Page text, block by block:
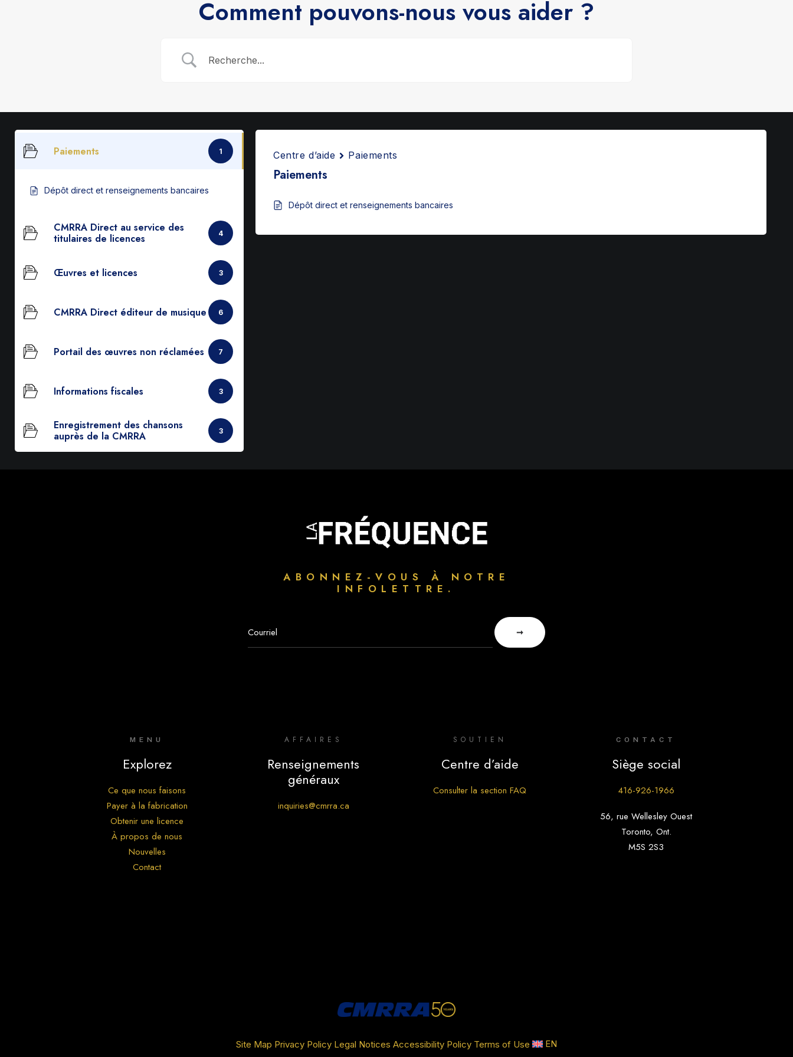
Comment pouvons-nous vous aider ?
Paiements 1
Dépôt direct et renseignements bancaires
CMRRA Direct au service des
titulaires de licences
4
Œuvres et licences 3
CMRRA Direct éditeur de musique 6
Portail des œuvres non réclamées 7
Informations fiscales 3
Enregistrement des chansons
auprès de la CMRRA
3
Centre d’aide Paiements
Paiements
Dépôt direct et renseignements bancaires
ABONNEZ-VOUS À NOTRE
INFOLETTRE.
MENU
Explorez
Ce que nous faisons
Payer à la fabrication
Obtenir une licence
À propos de nous
Nouvelles
Contact
AFFAIRES
Renseignements
généraux
inquiries@cmrra.ca
SOUTIEN
Centre d’aide
Consulter la section FAQ
CONTACT
Siège social
416-926-1966
56, rue Wellesley Ouest
Toronto, Ont.
M5S 2S3
Site Map Privacy Policy Legal Notices Accessibility Policy Terms of Use EN